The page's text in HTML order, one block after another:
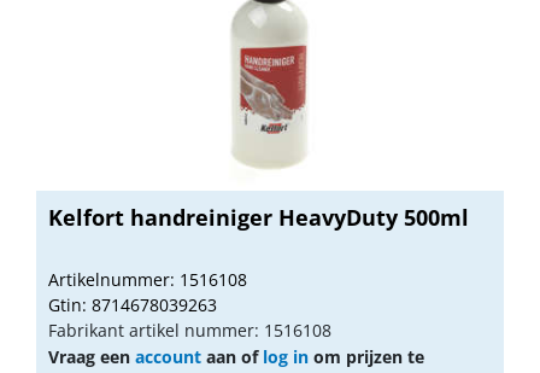
Kelfort handreiniger HeavyDuty 500ml
Artikelnummer: 1516108
Gtin: 8714678039263
Fabrikant artikel nummer: 1516108
Vraag een account aan of log in om prijzen te